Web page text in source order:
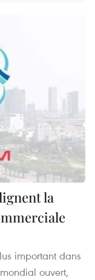
la
important dans
ouvert,